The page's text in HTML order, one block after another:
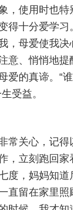
，使用时也特
得十分爱学
，母爱使我
意、悄悄地
爱的真谛。“
受益。
常关心，记
，立刻跑回
度，妈妈知
直留在家里